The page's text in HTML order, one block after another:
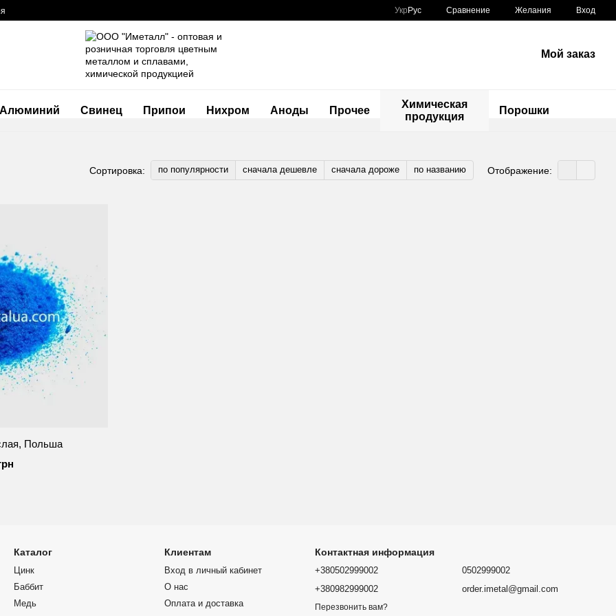
Укр Рус Сравнение Желания Вход
Мой заказ
Алюминий Свинец Припои Нихром Аноды Прочее
Химическая
продукция
Порошки
Сортировка: по популярности сначала дешевле сначала дороже по названию Отображение:
Польша
Каталог
Цинк
Баббит
Медь
Клиентам
Вход в личный кабинет
О нас
Оплата и доставка
Контактная информация
+380502999002
+380982999002
Перезвонить вам?
0502999002
order.imetal@gmail.com